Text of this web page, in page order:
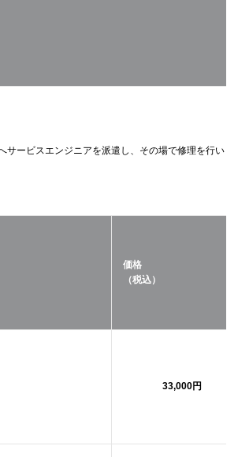
サービスエンジニアを派遣し、その場で修理を行いま
価格
（税込）
33,000円